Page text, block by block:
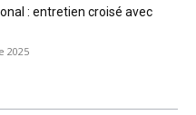
: entretien croisé avec
2025